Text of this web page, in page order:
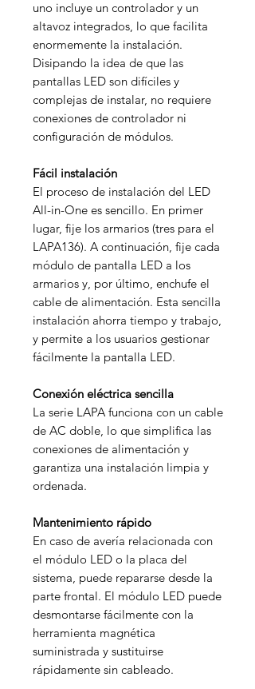
uno incluye un controlador y un
altavoz integrados, lo que facilita
enormemente la instalación.
Disipando la idea de que las
pantallas LED son difíciles y
complejas de instalar, no requiere
conexiones de controlador ni
configuración de módulos.
Fácil instalación
El proceso de instalación del LED
All-in-One es sencillo. En primer
lugar, fije los armarios (tres para el
LAPA136). A continuación, fije cada
módulo de pantalla LED a los
armarios y, por último, enchufe el
cable de alimentación. Esta sencilla
instalación ahorra tiempo y trabajo,
y permite a los usuarios gestionar
fácilmente la pantalla LED.
Conexión eléctrica sencilla
La serie LAPA funciona con un cable
de AC doble, lo que simplifica las
conexiones de alimentación y
garantiza una instalación limpia y
ordenada.
Mantenimiento rápido
En caso de avería relacionada con
el módulo LED o la placa del
sistema, puede repararse desde la
parte frontal. El módulo LED puede
desmontarse fácilmente con la
herramienta magnética
suministrada y sustituirse
rápidamente sin cableado.